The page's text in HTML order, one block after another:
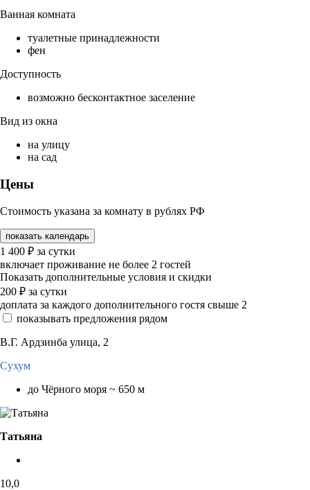
Ванная комната
туалетные принадлежности
фен
Доступность
возможно бесконтактное заселение
Вид из окна
на улицу
на сад
Цены
Стоимость указана за комнату в рублях РФ
показать календарь
1 400 ₽ за сутки
включает проживание не более 2 гостей
Показать дополнительные условия и скидки
200 ₽ за сутки
доплата за каждого дополнительного гостя свыше 2
показывать предложения рядом
В.Г. Ардзинба улица, 2
Сухум
до Чёрного моря ~ 650 м
Татьяна
10,0